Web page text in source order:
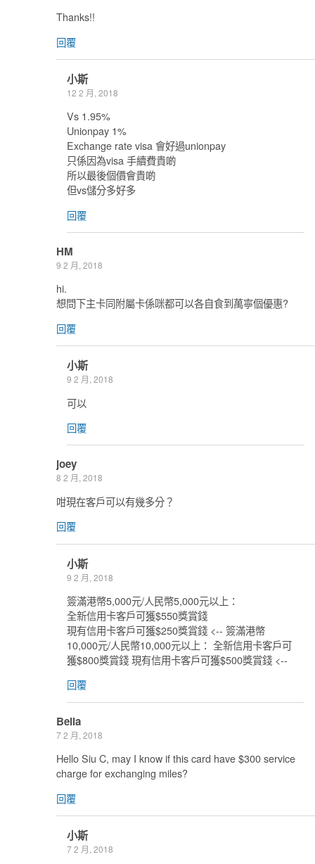
Thanks!!
回覆
小斯
12 2 月, 2018
Vs 1.95%
Unionpay 1%
Exchange rate visa 會好過unionpay
只係因為visa 手續費貴啲
所以最後個價會貴啲
但vs儲分多好多
回覆
HM
9 2 月, 2018
hi.
想問下主卡同附屬卡係咪都可以各自食到萬寧個優惠?
回覆
小斯
9 2 月, 2018
可以
回覆
joey
8 2 月, 2018
咁現在客戶可以有幾多分？
回覆
小斯
9 2 月, 2018
簽滿港幣5,000元/人民幣5,000元以上：
全新信用卡客戶可獲$550獎賞錢
現有信用卡客戶可獲$250獎賞錢 <-- 簽滿港幣
10,000元/人民幣10,000元以上： 全新信用卡客戶可
獲$800獎賞錢 現有信用卡客戶可獲$500獎賞錢 <--
回覆
Belia
7 2 月, 2018
Hello Siu C, may I know if this card have $300 service
charge for exchanging miles?
回覆
小斯
7 2 月, 2018